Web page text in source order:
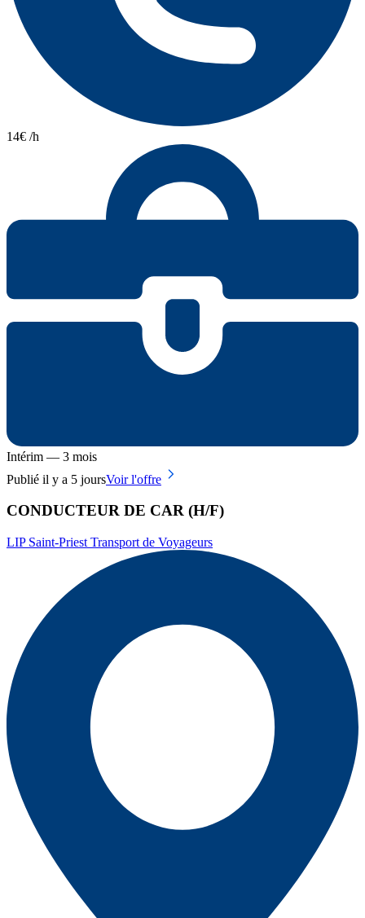
14€ /h
Intérim — 3 mois
Publié il y a 5 joursVoir l'offre
CONDUCTEUR DE CAR (H/F)
LIP Saint-Priest Transport de Voyageurs